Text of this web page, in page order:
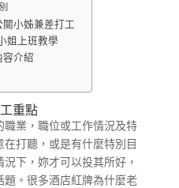
小姊兼差打工
姐上班教學
容介紹
重點
業，職位或工作情況及特
打聽，或是有什麼特別目
下，妳才可以投其所好，
。很多酒店紅牌為什麼老